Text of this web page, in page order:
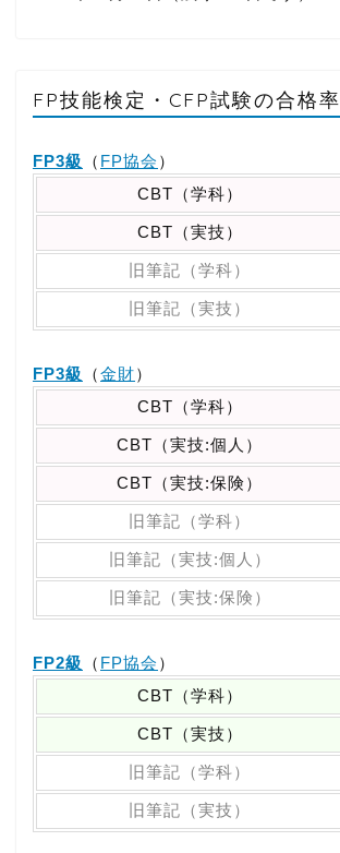
FP技能検定・CFP試験の合格率
FP3級 （ FP協会 ）
CBT（学科）
CBT（実技）
旧筆記（学科）
旧筆記（実技）
FP3級 （金財）
CBT（学科）
CBT（実技:個人）
CBT（実技:保険）
旧筆記（学科）
旧筆記（実技:個人）
旧筆記（実技:保険）
FP2級 （ FP協会 ）
CBT（学科）
CBT（実技）
旧筆記（学科）
旧筆記（実技）